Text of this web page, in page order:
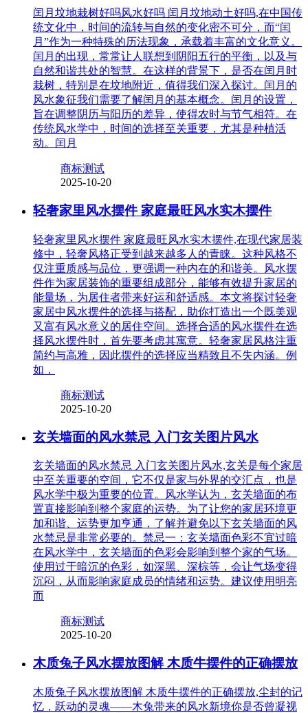
闰月坟地栽树好吗风水好吗 闰月坟地动土好吗,在中国传
统文化中，时间的流转与自然的变化密不可分，而“闰
月”作为一种特殊的历法现象，承载着丰富的文化意义。
闰月的出现，常常让人联想到阴阳五行的平衡，以及与
自然和谐共处的智慧。在这样的背景下，是否在闰月时
栽树，特别是在坟地附近，值得我们深入探讨。闰月的
风水象征我们需要了解闰月的基本概念。闰月的设置，
旨在调整阴历与阳历的差异，使得农时与节气相符。在
传统风水学中，时间的选择至关重要，尤其是种植活
动。闰月
商标测试
2025-10-20
轻奢家里风水摆件 家庭最旺风水实木摆件
轻奢家里风水摆件 家庭最旺风水实木摆件,在现代家居装
修中，轻奢风格正受到越来越多人的青睐。这种风格不
仅注重质感与品位，更强调一种内在的和谐美。风水摆
件作为家居装饰的重要组成部分，能够有效提升家居的
能量场，为居住者带来好运和舒适感。本文将探讨轻奢
家居中风水摆件的选择与搭配，助你打造出一个既美观
又富有风水意义的居住空间。选择合适的风水摆件在选
择风水摆件时，首先要考虑其寓意。轻奢家居风格注重
简约与高雅，因此摆件的选择应当精致且不失内涵。例
如，
商标测试
2025-10-20
玄关墙面的风水禁忌 入门玄关图片风水
玄关墙面的风水禁忌 入门玄关图片风水,玄关是每个家居
中至关重要的空间，它不仅是家与外界的交汇点，也是
风水学中极为重要的位置。风水学认为，玄关墙面的布
置直接影响到整个家庭的运势。为了让您的家居环境更
加和谐、运势更加亨通，了解并避免以下玄关墙面的风
水禁忌是非常必要的。禁忌一：玄关墙面色彩不宜过暗
在风水学中，玄关墙面的色彩会影响到整个家的气场。
使用过于暗沉的色彩，如深黑、深棕等，会让气场变得
沉闷，从而影响家庭成员的情绪和运势。建议使用明亮
而
商标测试
2025-10-20
木质兔子风水摆放图解 木质牛摆件的正确摆放
木质兔子风水摆放图解 木质牛摆件的正确摆放,尘封的记
忆，跃动的灵魂——木兔带来的风水新境你是否曾凝视